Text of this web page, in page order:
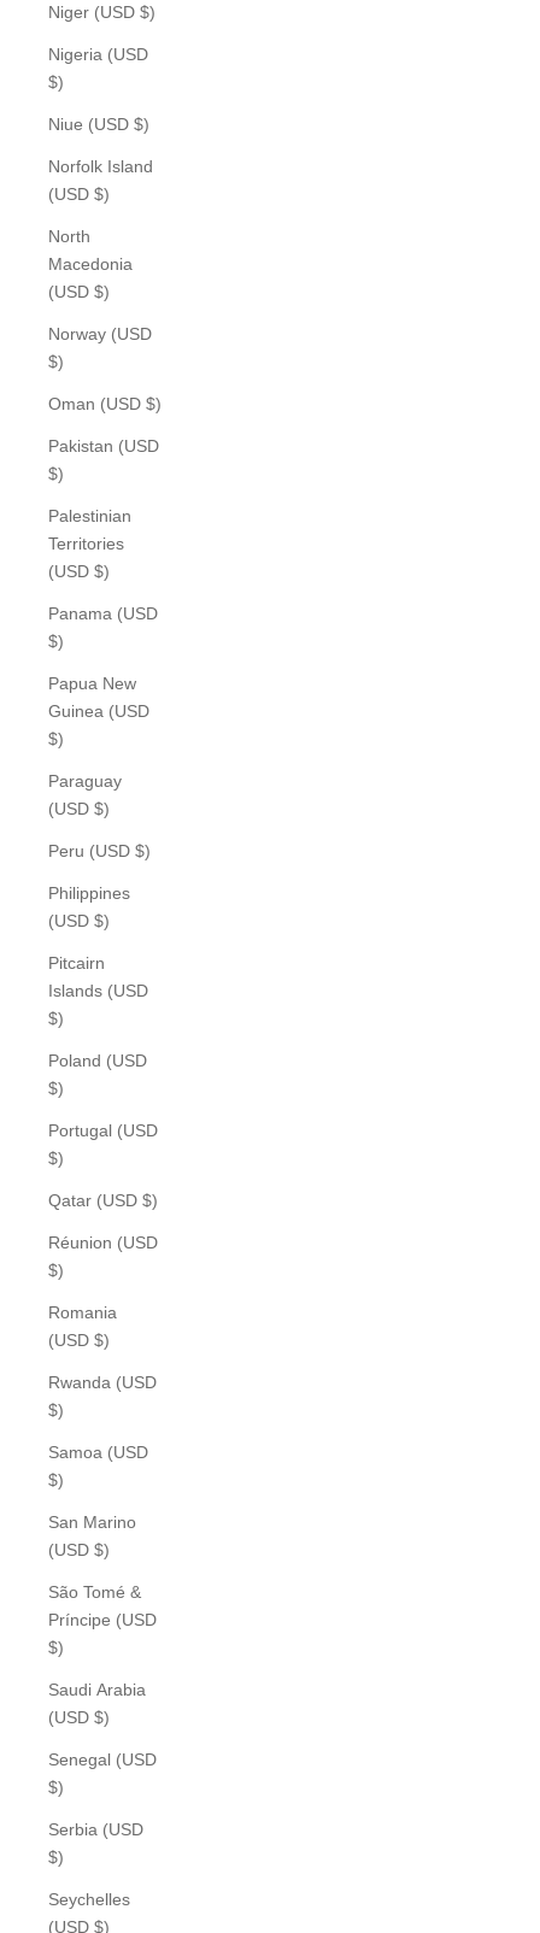
Niger (USD $)
Nigeria (USD
$)
Niue (USD $)
Norfolk Island
(USD $)
North
Macedonia
(USD $)
Norway (USD
$)
Oman (USD $)
Pakistan (USD
$)
Palestinian
Territories
(USD $)
Panama (USD
$)
Papua New
Guinea (USD
$)
Paraguay
(USD $)
Peru (USD $)
Philippines
(USD $)
Pitcairn
Islands (USD
$)
Poland (USD
$)
Portugal (USD
$)
Qatar (USD $)
Réunion (USD
$)
Romania
(USD $)
Rwanda (USD
$)
Samoa (USD
$)
San Marino
(USD $)
São Tomé &
Príncipe (USD
$)
Saudi Arabia
(USD $)
Senegal (USD
$)
Serbia (USD
$)
Seychelles
(USD $)